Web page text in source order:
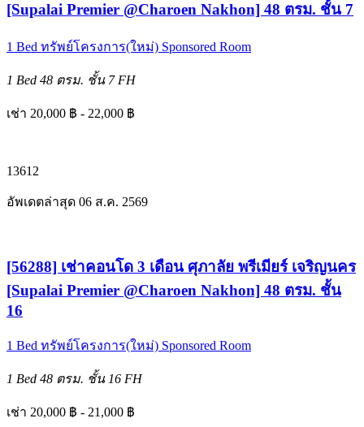
[Supalai Premier @Charoen Nakhon] 48 ตรม. ชั้น 7
1 Bed ทรัพย์โครงการ(ใหม่) Sponsored Room
1 Bed 48 ตรม. ชั้น 7 FH
เช่า 20,000 ฿ - 22,000 ฿
13612
อัพเดตล่าสุด 06 ส.ค. 2569
[56288] เช่าคอนโด 3 เดือน ศุภาลัย พรีเมียร์ เจริญนคร
[Supalai Premier @Charoen Nakhon] 48 ตรม. ชั้น
16
1 Bed ทรัพย์โครงการ(ใหม่) Sponsored Room
1 Bed 48 ตรม. ชั้น 16 FH
เช่า 20,000 ฿ - 21,000 ฿